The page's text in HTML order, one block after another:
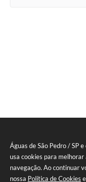
Águas de São Pedro / SP
usa cookies para
navegação. Ao continuar
nossa Política de Cookies e